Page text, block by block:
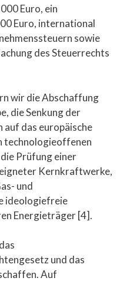
Euro, ein
Euro, international
sowie
des Steuerrechts
wir die Abschaffung
die Senkung der
auf das europäische
technologieoffenen
Prüfung einer
Kernkraftwerke,
und
ideologiefreie
Energieträger [4].
und das
Auf